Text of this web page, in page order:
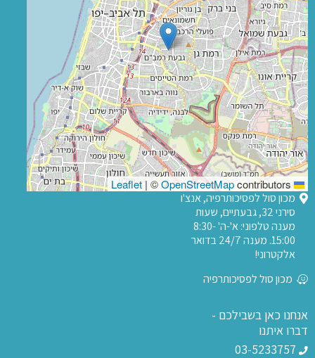
| ©OpenStreetMapcontributors
מכון סול לפסיכותרפיה, אנצ'ו
סירני 32, גבעתיים, שעות
מענה טלפוני: א'-ה' 8:30-
15:00. מענה 24/7 בדואר
אלקטרוני!
מכון סול לפסיכותרפיה
אנחנו כאן בשבילכם -
דברו איתנו